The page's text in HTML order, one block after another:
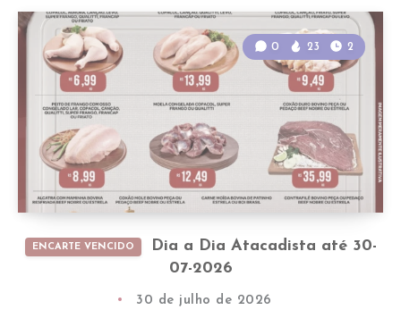
ENCARTE VENCIDO
Dia a Dia Atacadista até 30-
07-2026
0 23 2
30 de julho de 2026